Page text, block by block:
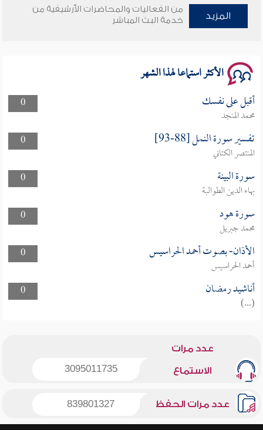
وأمنهم من خوف 9
المزيد
من الفعاليات والمحاضرات الأرشيفية من
خدمة البث المباشر
الأكثر استماعا لهذا الشهر
0 أقبل على نفسك
محمد المنجد
0
تفسير سورة النمل [88-93]
المنتصر الكتاني
0
سورة البينة
بهاء الدين الطوالبة
0
سورة هود
محمد جبريل
0
الأذان- بصوت أحمد الحراسيس
أحمد الحراسيس
0
أناشيد رمضان
(...)
عدد مرات
الاستماع 3095011735
عدد مرات الحفظ 839801327